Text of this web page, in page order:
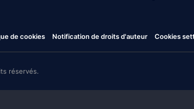
de cookies Notification de droits d'auteur Cookies
réservés.